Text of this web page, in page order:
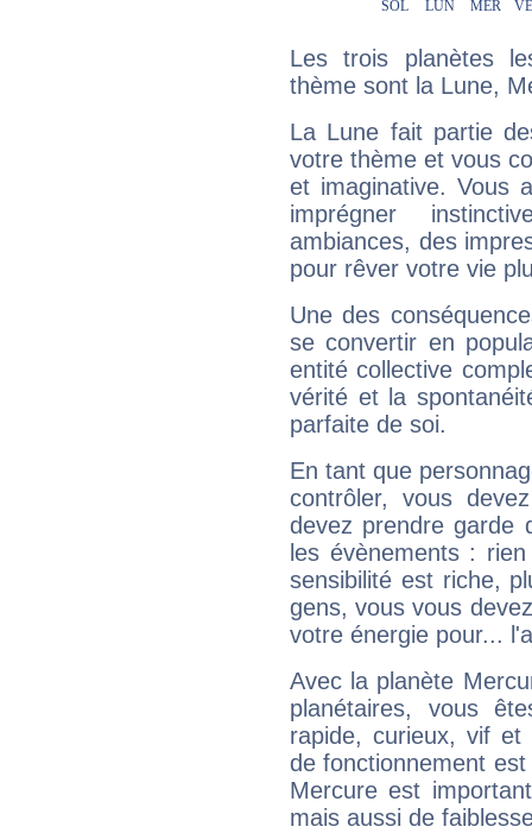
Les trois planètes
thème sont la Lune,
La Lune fait partie
votre thème et vous
et imaginative. Vous
imprégner
ambiances, des
pour rêver votre vie
Une des
se convertir en
entité collective
vérité et la
parfaite de soi.
En tant que
contrôler, vous
devez prendre garde
les évènements :
sensibilité est riche,
gens, vous vous
votre énergie pour...
Avec la planète
planétaires, vous
rapide, curieux, vif et
de fonctionnement
Mercure est
mais aussi de